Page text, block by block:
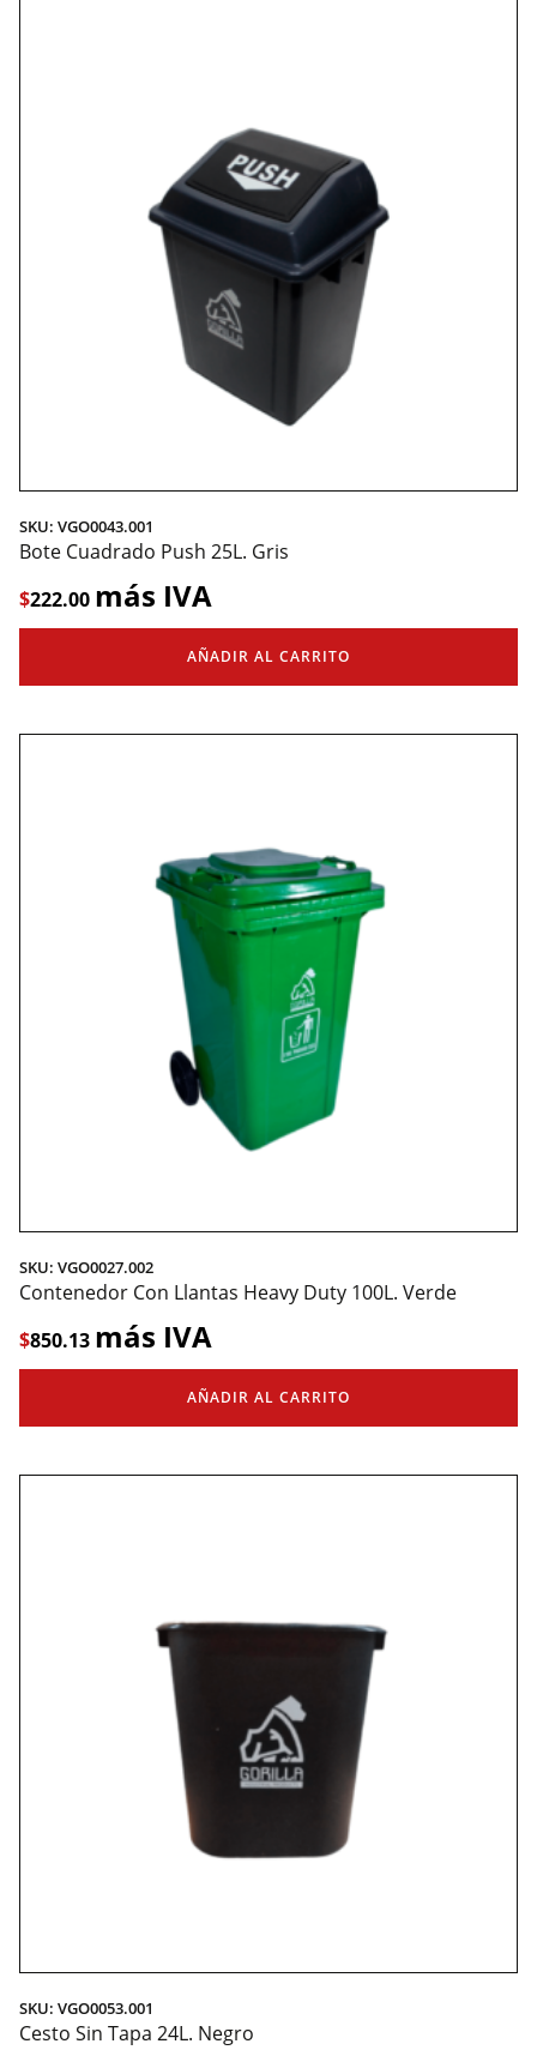
SKU: VGO0043.001
Bote Cuadrado Push 25L. Gris
$222.00 más IVA
AÑADIR AL CARRITO
SKU: VGO0027.002
Contenedor Con Llantas Heavy Duty 100L. Verde
$850.13 más IVA
AÑADIR AL CARRITO
SKU: VGO0053.001
Cesto Sin Tapa 24L. Negro